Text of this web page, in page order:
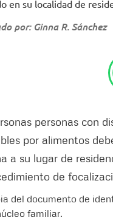
en su localidad de
por: Ginna R. Sánchez
personas con
por alimentos
a su lugar de
de
del documento de
familiar.